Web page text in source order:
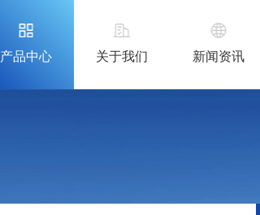
产品中心 关于我们 新闻资讯